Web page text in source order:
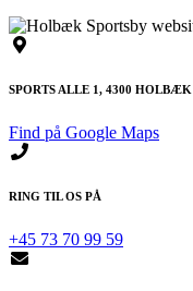
SPORTS ALLE 1, 4300 HOLBÆK
Find på Google Maps
RING TIL OS PÅ
+45 73 70 99 59